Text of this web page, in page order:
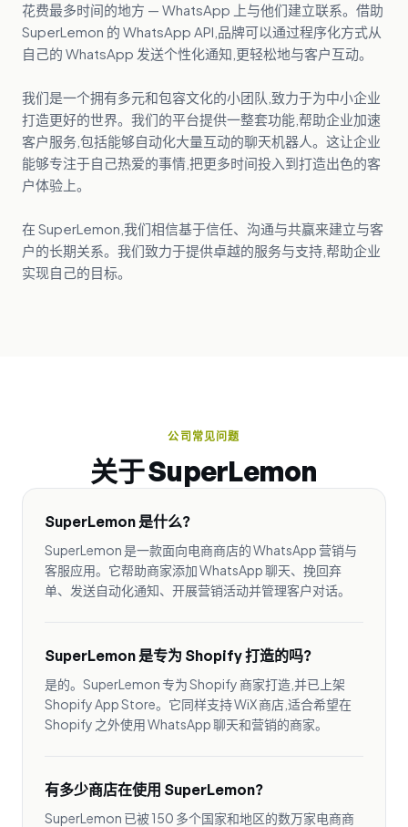
花费最多时间的地方 — WhatsApp 上与他们建立联系。借助
SuperLemon 的 WhatsApp API,品牌可以通过程序化方式从
自己的 WhatsApp 发送个性化通知,更轻松地与客户互动。
我们是一个拥有多元和包容文化的小团队,致力于为中小企业
打造更好的世界。我们的平台提供一整套功能,帮助企业加速
客户服务,包括能够自动化大量互动的聊天机器人。这让企业
能够专注于自己热爱的事情,把更多时间投入到打造出色的客
户体验上。
在 SuperLemon,我们相信基于信任、沟通与共赢来建立与客
户的长期关系。我们致力于提供卓越的服务与支持,帮助企业
实现自己的目标。
公司常见问题
关于 SuperLemon
SuperLemon 是什么?
SuperLemon 是一款面向电商商店的 WhatsApp 营销与
客服应用。它帮助商家添加 WhatsApp 聊天、挽回弃
单、发送自动化通知、开展营销活动并管理客户对话。
SuperLemon 是专为 Shopify 打造的吗?
是的。SuperLemon 专为 Shopify 商家打造,并已上架
Shopify App Store。它同样支持 WiX 商店,适合希望在
Shopify 之外使用 WhatsApp 聊天和营销的商家。
有多少商店在使用 SuperLemon?
SuperLemon 已被 150 多个国家和地区的数万家电商商